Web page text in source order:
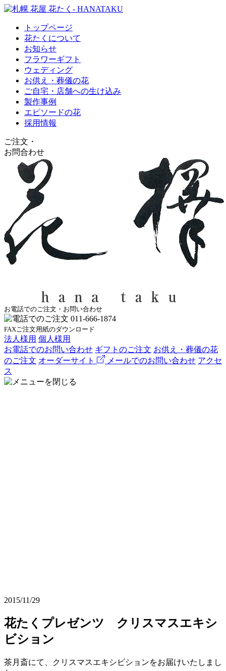
トップページ
花たくについて
お知らせ
フラワーギフト
ウェディング
お供え・葬儀の花
ご自宅・店舗への生け込み
製作事例
エピソードの花
採用情報
ご注文 ・
お問合わせ
お電話でのご注文・お問い合わせ
FAXご注文用紙のダウンロード
法人様用 個人様用
お電話でのお問い合わせ ギフトのご注文 お供え・葬儀の花
のご注文 オーダーサイト メールでのお問い合わせ アクセ
ス
2015/11/29
花たくプレゼンツ クリスマスエキシ
ビション
茶月斎にて、クリスマスエキシビションをお届けいたしまし